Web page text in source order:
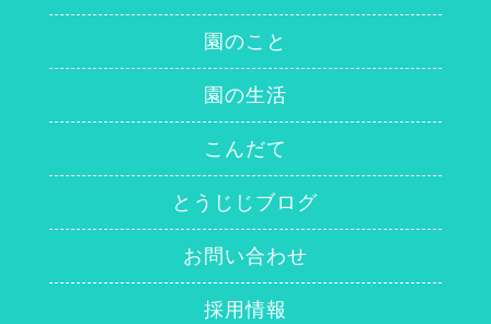
園のこと
園の生活
こんだて
とうじじブログ
お問い合わせ
採用情報